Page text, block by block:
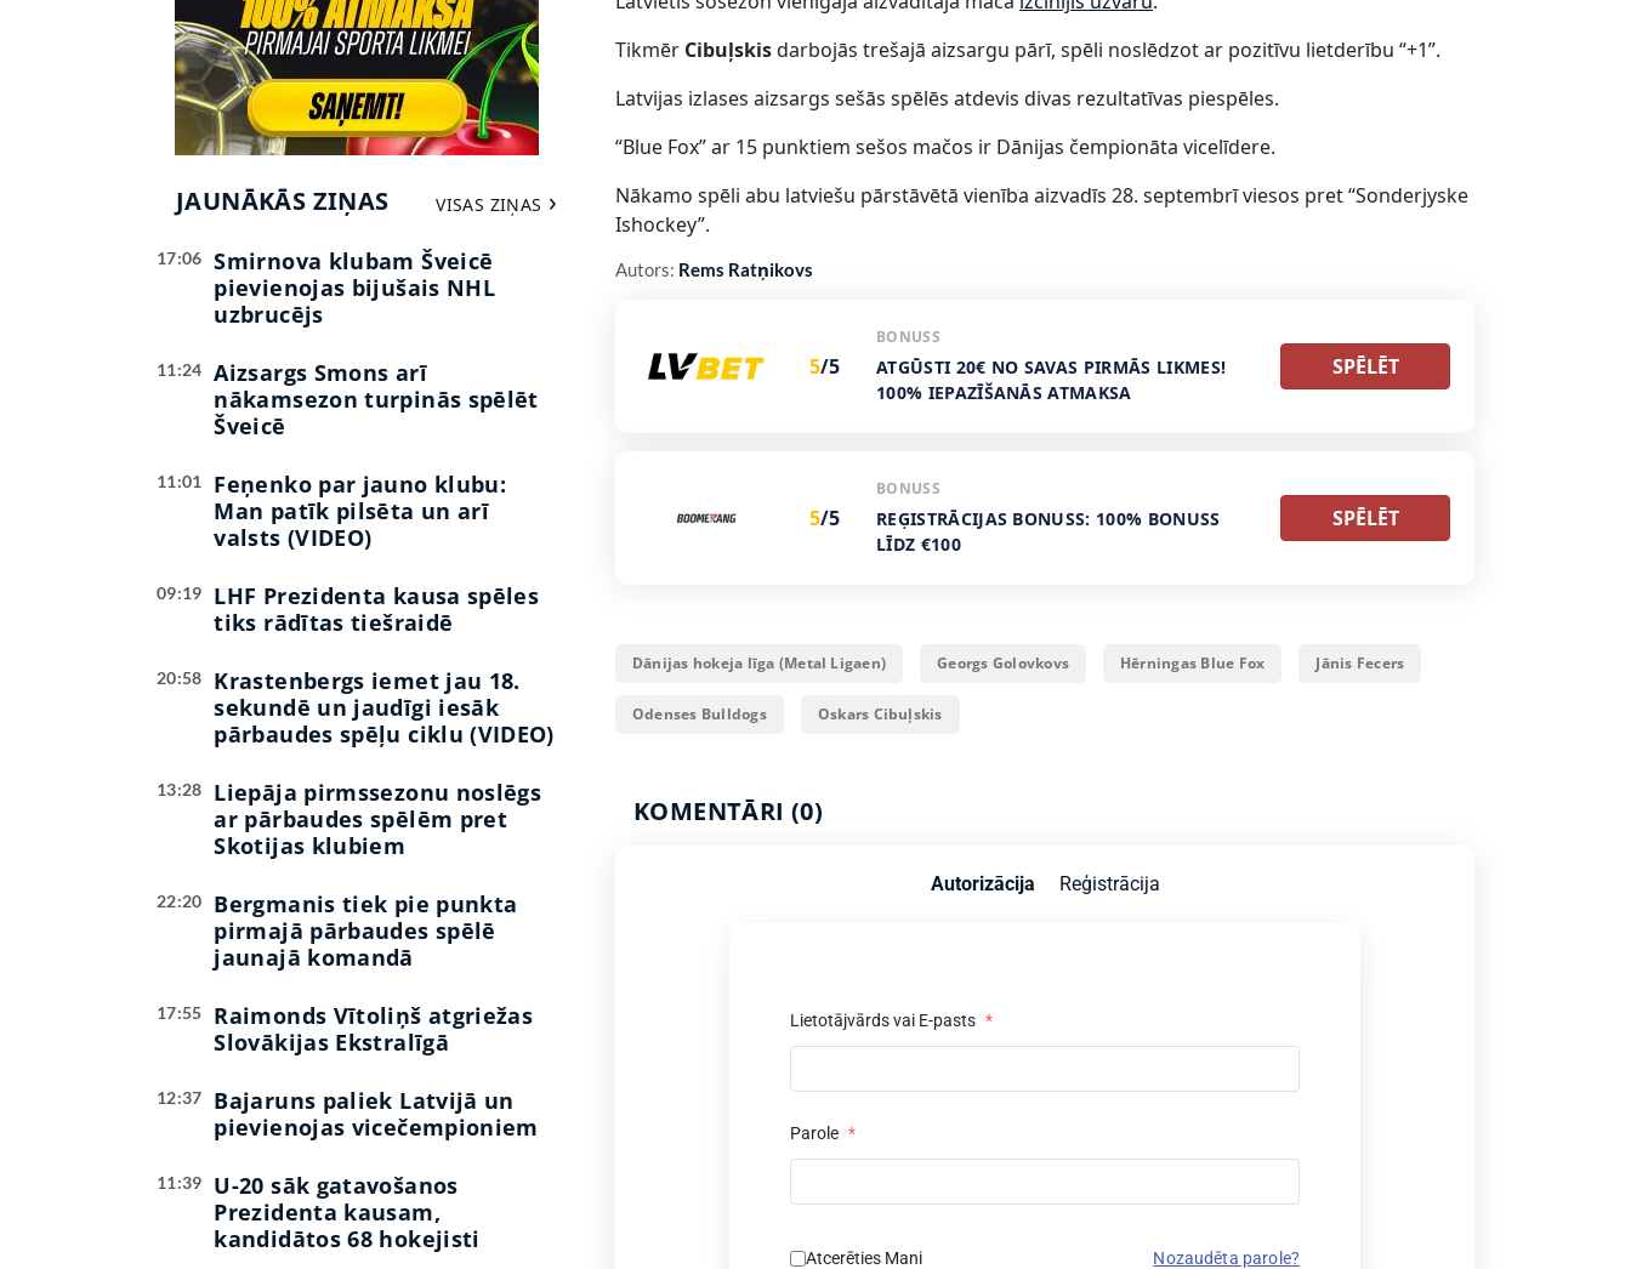
JAUNĀKĀS ZIŅAS VISAS ZIŅAS
17:06
Smirnova klubam Šveicē
pievienojas bijušais NHL
uzbrucējs
11:24
Aizsargs Smons arī
nākamsezon turpinās spēlēt
Šveicē
11:01
Feņenko par jauno klubu:
Man patīk pilsēta un arī
valsts (VIDEO)
09:19
LHF Prezidenta kausa spēles
tiks rādītas tiešraidē
20:58
Krastenbergs iemet jau 18.
sekundē un jaudīgi iesāk
pārbaudes spēļu ciklu (VIDEO)
13:28
Liepāja pirmssezonu noslēgs
ar pārbaudes spēlēm pret
Skotijas klubiem
22:20
Bergmanis tiek pie punkta
pirmajā pārbaudes spēlē
jaunajā komandā
17:55
Raimonds Vītoliņš atgriežas
Slovākijas Ekstralīgā
12:37
Bajaruns paliek Latvijā un
pievienojas vicečempioniem
11:39
U-20 sāk gatavošanos
Prezidenta kausam,
kandidātos 68 hokejisti
Tikmēr Cibuļskisdarbojās trešajā aizsargu pārī, spēli noslēdzot ar pozitīvu lietderību “+1”.
Latvijas izlases aizsargs sešās spēlēs atdevis divas rezultatīvas piespēles.
“Blue Fox” ar 15 punktiem sešos mačos ir Dānijas čempionāta vicelīdere.
Nākamo spēli abu latviešu pārstāvētā vienība aizvadīs 28. septembrī viesos pret “Sonderjyske
Ishockey”.
Autors: Rems Ratņikovs
5/5
BONUSS
ATGŪSTI 20€ NO SAVAS PIRMĀS LIKMES!
100% IEPAZĪŠANĀS ATMAKSA
SPĒLĒT
5/5
BONUSS
REĢISTRĀCIJAS BONUSS: 100% BONUSS
LĪDZ €100
SPĒLĒT
Dānijas hokeja līga (Metal Ligaen) Georgs Golovkovs Hērningas Blue Fox Jānis Fecers
Odenses Bulldogs Oskars Cibuļskis
KOMENTĀRI (0)
Autorizācija Reģistrācija
Lietotājvārds vai E-pasts *
Parole *
Atcerēties Mani Nozaudēta parole?